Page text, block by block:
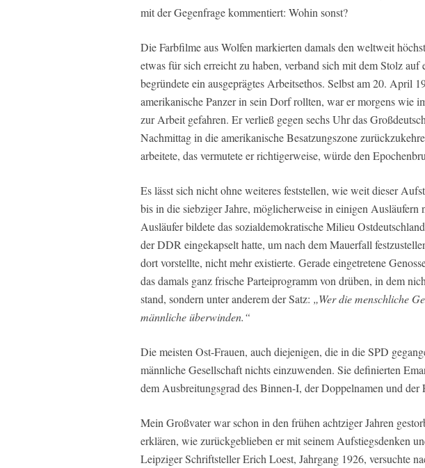
mit der Gegenfrage kommentiert: Wohin sonst?
Die Farbfilme aus Wolfen markierten damals den weltweit
etwas für sich erreicht zu haben, verband sich mit dem Stolz
begründete ein ausgeprägtes Arbeitsethos. Selbst am 20. April
amerikanische Panzer in sein Dorf rollten, war er morgens wie
zur Arbeit gefahren. Er verließ gegen sechs Uhr das
Nachmittag in die amerikanische Besatzungszone
arbeitete, das vermutete er richtigerweise, würde den
Es lässt sich nicht ohne weiteres feststellen, wie weit dieser
bis in die siebziger Jahre, möglicherweise in einigen Ausläufern
Ausläufer bildete das sozialdemokratische Milieu
der DDR eingekapselt hatte, um nach dem Mauerfall
dort vorstellte, nicht mehr existierte. Gerade eingetretene
das damals ganz frische Parteiprogramm von drüben, in dem
stand, sondern unter anderem der Satz: „Wer die menschliche
männliche überwinden.“
Die meisten Ost-Frauen, auch diejenigen, die in die SPD
männliche Gesellschaft nichts einzuwenden. Sie definierten
dem Ausbreitungsgrad des Binnen-I, der Doppelnamen und der
Mein Großvater war schon in den frühen achtziger Jahren
erklären, wie zurückgeblieben er mit seinem Aufstiegsdenken
Leipziger Schriftsteller Erich Loest, Jahrgang 1926, versuchte